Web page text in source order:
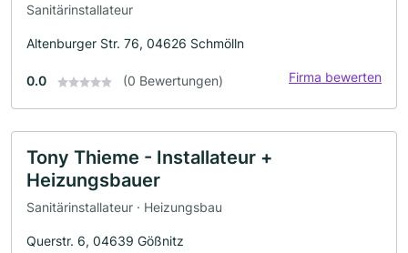
Sanitärinstallateur
Altenburger Str. 76, 04626 Schmölln
0.0 (0 Bewertungen) Firma bewerten
Tony Thieme - Installateur +
Heizungsbauer
Sanitärinstallateur · Heizungsbau
Querstr. 6, 04639 Gößnitz